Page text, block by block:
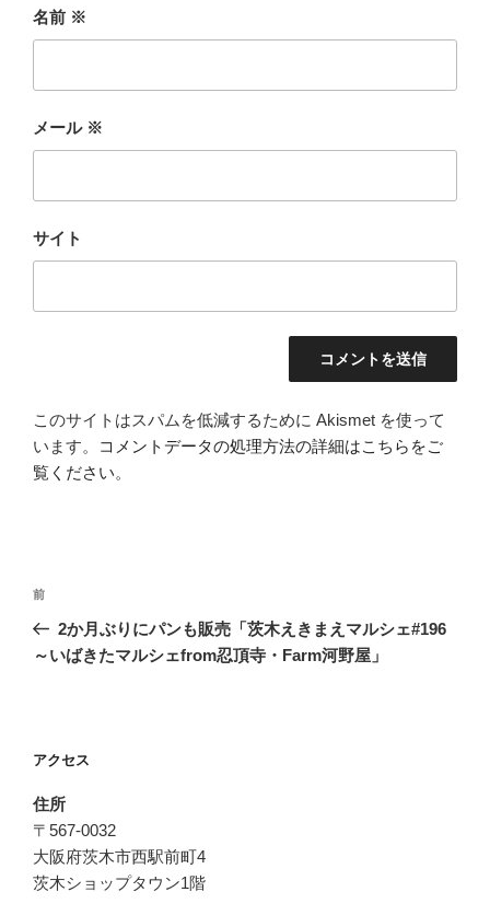
名前 ※
メール ※
サイト
このサイトはスパムを低減するために Akismet を使って
います。
コメントデータの処理方法の詳細はこちらをご
覧ください。
投
ナ
シ
ョ
ン
前
の
前
2か月ぶりにパンも販売「茨木えきまえマルシェ#196
～いばきたマルシェfrom忍頂寺・Farm河野屋」
アクセス
住所
〒567-0032
大阪府茨木市西駅前町4
茨木ショップタウン1階